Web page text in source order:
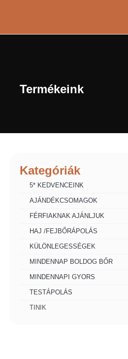
Termékeink
Kategóriák
5* KEDVENCEINK
AJÁNDÉKCSOMAGOK
FÉRFIAKNAK AJÁNLJUK
HAJ /FEJBŐRÁPOLÁS
KÜLÖNLEGESSÉGEK
MINDENNAP BOLDOG BŐR
MINDENNAPI GYORS
TESTÁPOLÁS
TINIK